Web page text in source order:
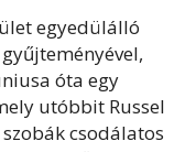
egyedülálló
óta egy
utóbbit Russel
csodálatos